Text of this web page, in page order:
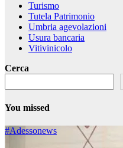
Turismo
Tutela Patrimonio
Umbria agevolazioni
Usura bancaria
Vitivinicolo
Cerca
You missed
#Adessonews